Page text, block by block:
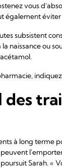
vous
également
subsistent
naissance ou
à long terme
Sarah. «